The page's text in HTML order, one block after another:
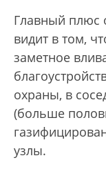
Главный плюс
видит в том,
заметное
охраны, в
(больше
узлы.